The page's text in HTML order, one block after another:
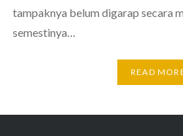
tampaknya belum digarap secara
semestinya…
READ